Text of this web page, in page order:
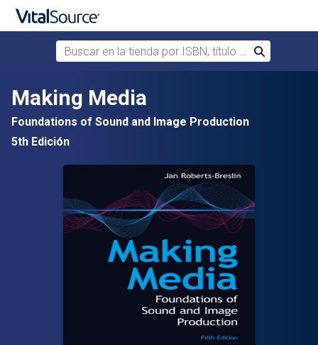
Saltar al contenido principal
Buscar en la tienda por ISBN, título o autor
Buscar
Making Media
Foundations of Sound and Image Production
5th Edición